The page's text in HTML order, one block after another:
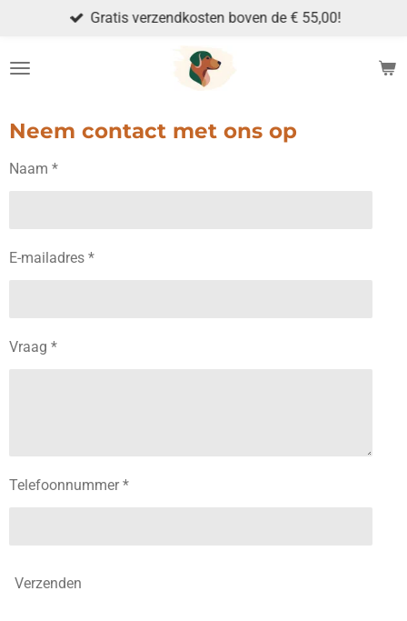
naar
Gratis verzendkosten boven de € 55,00!
Neem contact met ons op
Naam *
E-mailadres *
Vraag *
Telefoonnummer *
Verzenden